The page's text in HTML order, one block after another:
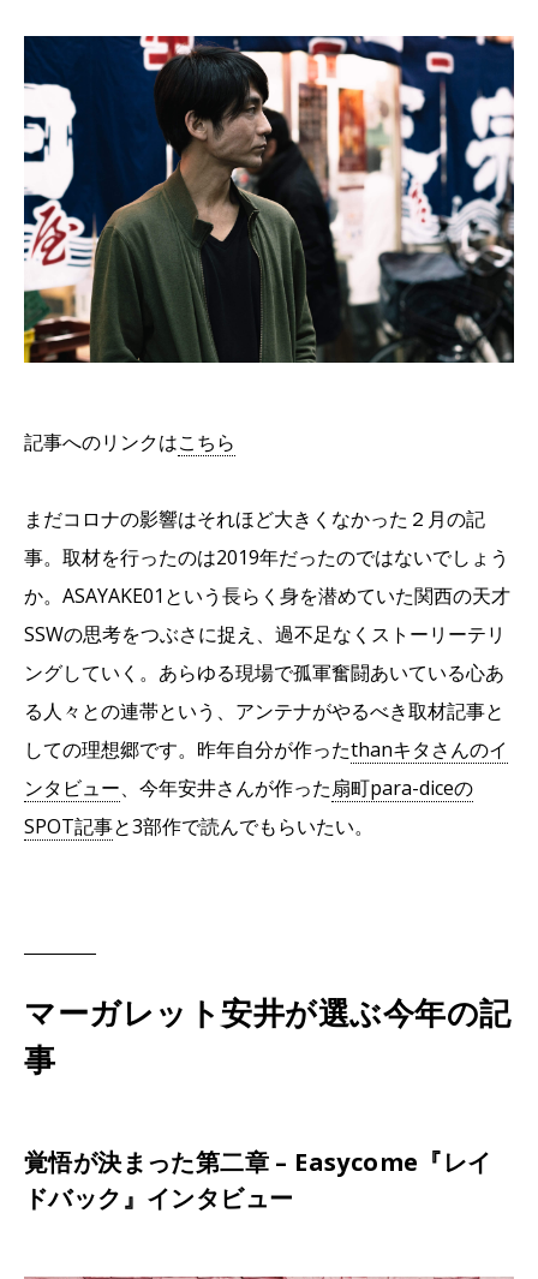
記事へのリンクはこちら
まだコロナの影響はそれほど大きくなかった２月の記
事。取材を行ったのは2019年だったのではないでしょう
か。ASAYAKE01という長らく身を潜めていた関西の天才
SSWの思考をつぶさに捉え、過不足なくストーリーテリ
ングしていく。あらゆる現場で孤軍奮闘あいている心あ
る人々との連帯という、アンテナがやるべき取材記事と
しての理想郷です。昨年自分が作ったthanキタさんのイ
ンタビュー、今年安井さんが作った扇町para-diceの
SPOT記事と3部作で読んでもらいたい。
マーガレット安井が選ぶ今年の記
事
覚悟が決まった第二章 – Easycome『レイ
ドバック』インタビュー